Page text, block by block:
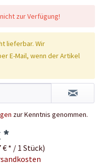
zur Verfügung!
lieferbar. Wir
E-Mail, wenn der Artikel
zur Kenntnis genommen.
*
€ * / 1 Stück)